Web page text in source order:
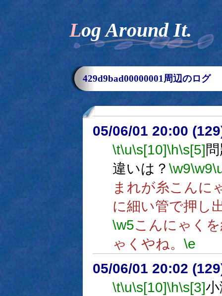
Log Around It.
429d9bad00000001周辺のログ
05/06/01 20:00
\t\u\s[10]\h\s[5]
違いは？ \w9\w9
まれが糸こんに
に細い管で押し
\w5こんにゃく
ゃくやね。 \e
05/06/01 20:02
\t\u\s[10]\h\s[3]